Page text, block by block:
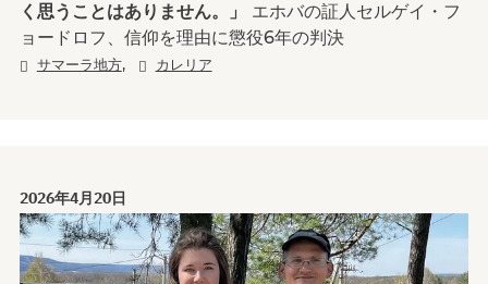
く思うことはありません。」 エホバの証人セルゲイ・フ
ョードロフ、信仰を理由に懲役6年の判決
サマーラ地方, カレリア
2026年4月20日